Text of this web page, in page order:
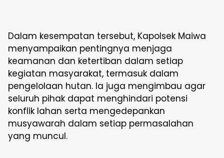
Dalam kesempatan tersebut, Kapolsek Maiwa
menyampaikan pentingnya menjaga
keamanan dan ketertiban dalam setiap
kegiatan masyarakat, termasuk dalam
pengelolaan hutan. Ia juga mengimbau agar
seluruh pihak dapat menghindari potensi
konflik lahan serta mengedepankan
musyawarah dalam setiap permasalahan
yang muncul.